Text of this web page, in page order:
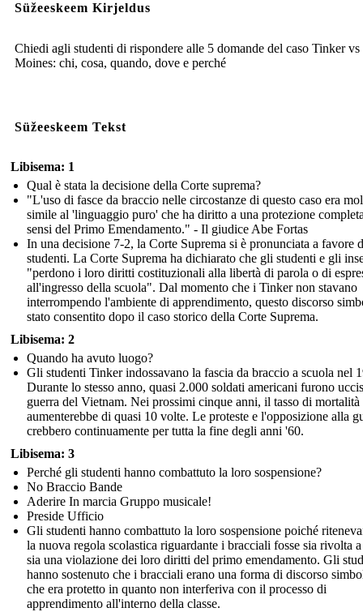
Süžeeskeem Kirjeldus
Chiedi agli studenti di rispondere alle 5 domande del caso Tinker vs
Moines: chi, cosa, quando, dove e perché
Süžeeskeem Tekst
Libisema: 1
Qual è stata la decisione della Corte suprema?
"L'uso di fasce da braccio nelle circostanze di questo caso era
simile al 'linguaggio puro' che ha diritto a una protezione
sensi del Primo Emendamento." - Il giudice Abe Fortas
In una decisione 7-2, la Corte Suprema si è pronunciata a favore
studenti. La Corte Suprema ha dichiarato che gli studenti e gli
"perdono i loro diritti costituzionali alla libertà di parola o di
all'ingresso della scuola". Dal momento che i Tinker non stavano
interrompendo l'ambiente di apprendimento, questo discorso
stato consentito dopo il caso storico della Corte Suprema.
Libisema: 2
Quando ha avuto luogo?
Gli studenti Tinker indossavano la fascia da braccio a scuola nel
Durante lo stesso anno, quasi 2.000 soldati americani furono
guerra del Vietnam. Nei prossimi cinque anni, il tasso di mortalità
aumenterebbe di quasi 10 volte. Le proteste e l'opposizione alla
crebbero continuamente per tutta la fine degli anni '60.
Libisema: 3
Perché gli studenti hanno combattuto la loro sospensione?
No Braccio Bande
Aderire In marcia Gruppo musicale!
Preside Ufficio
Gli studenti hanno combattuto la loro sospensione poiché
la nuova regola scolastica riguardante i bracciali fosse sia rivolta
sia una violazione dei loro diritti del primo emendamento. Gli
hanno sostenuto che i bracciali erano una forma di discorso
che era protetto in quanto non interferiva con il processo di
apprendimento all'interno della classe.